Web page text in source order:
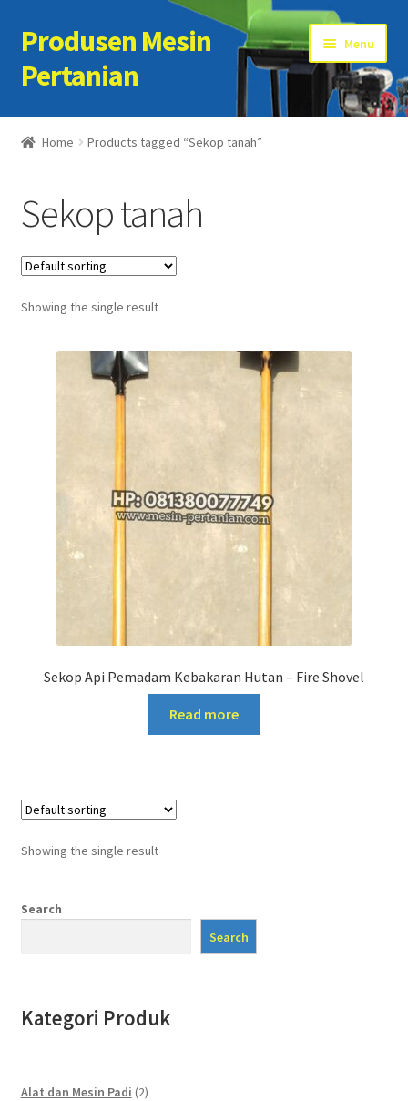
Skip
to
navigation
Skip
to
content
Produsen Mesin
Pertanian
Menu
Home
Cart
Checkout
Kontak Kami
My account
Home Products tagged “Sekop tanah”
Sekop tanah
Showing the single result
Sekop Api Pemadam Kebakaran Hutan – Fire Shovel
Read more
Showing the single result
Search
Search
Kategori Produk
Alat dan Mesin Padi 22